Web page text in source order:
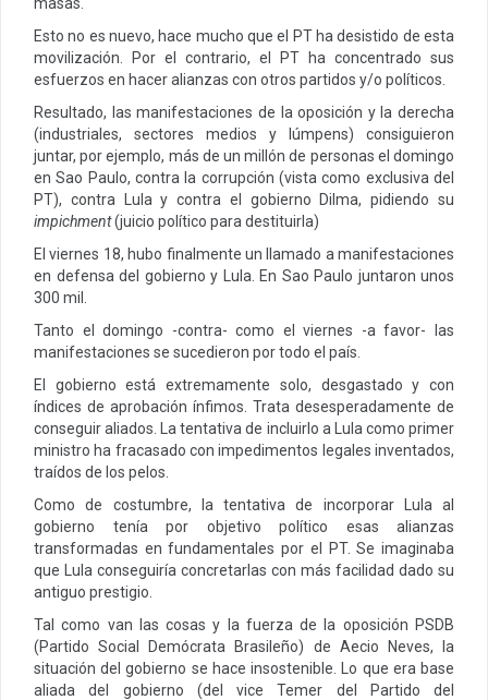
Esto no es nuevo, hace mucho que el PT ha desistido de esta
movilización. Por el contrario, el PT ha concentrado sus
esfuerzos en hacer alianzas con otros partidos y/o políticos.
Resultado, las manifestaciones de la oposición y la derecha
(industriales, sectores medios y lúmpens) consiguieron
juntar, por ejemplo, más de un millón de personas el domingo
en Sao Paulo, contra la corrupción (vista como exclusiva del
PT), contra Lula y contra el gobierno Dilma, pidiendo su
impichment(juicio político para destituirla)
El viernes 18, hubo finalmente un llamado a manifestaciones
en defensa del gobierno y Lula. En Sao Paulo juntaron unos
300 mil.
Tanto el domingo -contra- como el viernes -a favor- las
manifestaciones se sucedieron por todo el país.
El gobierno está extremamente solo, desgastado y con
índices de aprobación ínfimos. Trata desesperadamente de
conseguir aliados. La tentativa de incluirlo a Lula como primer
ministro ha fracasado con impedimentos legales inventados,
traídos de los pelos.
Como de costumbre, la tentativa de incorporar Lula al
gobierno tenía por objetivo político esas alianzas
transformadas en fundamentales por el PT. Se imaginaba
que Lula conseguiría concretarlas con más facilidad dado su
antiguo prestigio.
Tal como van las cosas y la fuerza de la oposición PSDB
(Partido Social Demócrata Brasileño) de Aecio Neves, la
situación del gobierno se hace insostenible. Lo que era base
aliada del gobierno (del vice Temer del Partido del